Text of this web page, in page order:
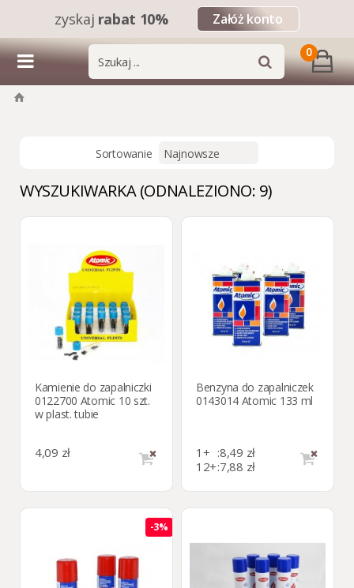
zyskaj rabat 10% Załóż konto
0
Sortowanie
WYSZUKIWARKA (ODNALEZIONO: 9)
Kamienie do zapalniczki
0122700 Atomic 10 szt.
w plast. tubie
4,09 zł
Benzyna do zapalniczek
0143014 Atomic 133 ml
1+ :8,49 zł
12+:7,88 zł
-3%